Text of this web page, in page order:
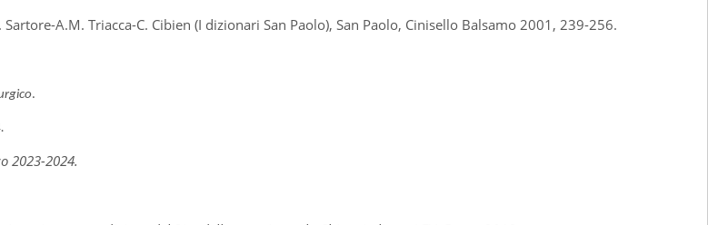
Sartore-A.M. Triacca-C. Cibien (I dizionari San Paolo), San Paolo, Cinisello Balsamo 2001, 239-256.
.
2023-2024.